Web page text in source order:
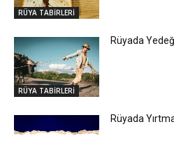
RÜYA TABİRLERİ
RÜYA TABİRLERİ
Rüyada
Rüyada